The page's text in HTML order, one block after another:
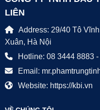
LIÊN
Address: 29/40 Tô
Xuân, Hà Nội
Hotline: 08 3444 8883
Email:
Website: https://kbi.vn